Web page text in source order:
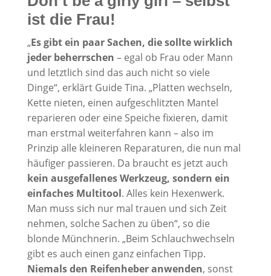
ist die Frau!
„Es gibt ein paar Sachen, die sollte wirklich
jeder beherrschen – egal ob Frau oder Mann
und letztlich sind das auch nicht so viele
Dinge“, erklärt Guide Tina. „Platten wechseln,
Kette nieten, einen aufgeschlitzten Mantel
reparieren oder eine Speiche fixieren, damit
man erstmal weiterfahren kann – also im
Prinzip alle kleineren Reparaturen, die nun mal
häufiger passieren. Da braucht es jetzt auch
kein ausgefallenes Werkzeug, sondern ein
einfaches Multitool. Alles kein Hexenwerk.
Man muss sich nur mal trauen und sich Zeit
nehmen, solche Sachen zu üben“, so die
blonde Münchnerin. „Beim Schlauchwechseln
gibt es auch einen ganz einfachen Tipp.
Niemals den Reifenheber anwenden, sonst